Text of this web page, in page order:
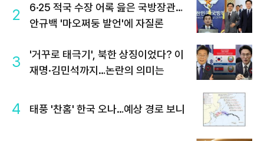
2
6·25 적국 수장 어록 읊은 국방장관…
안규백 '마오쩌둥 발언'에 자질론
3
'거꾸로 태극기', 북한 상징이었다? 이
재명·김민석까지…논란의 의미는
4 태풍 '찬홈' 한국 오나…예상 경로 보니